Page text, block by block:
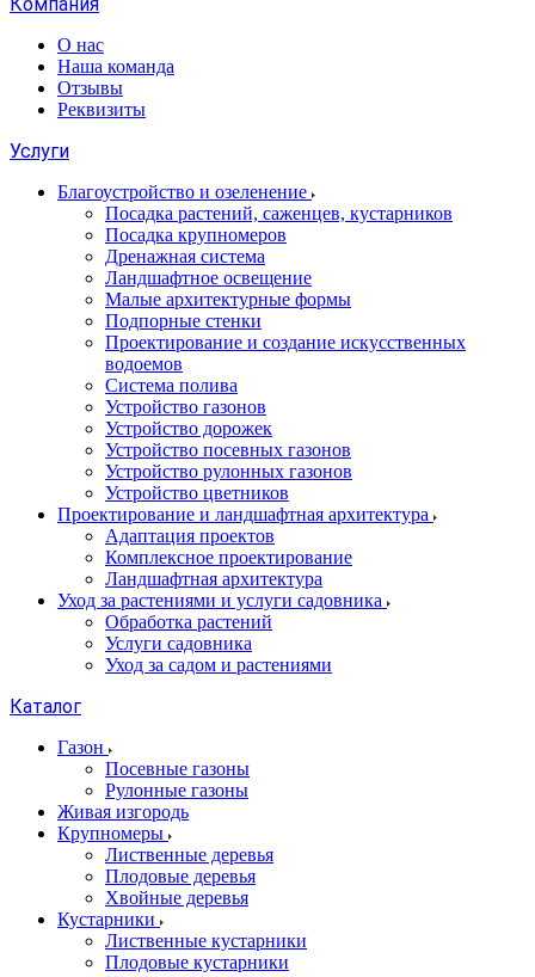
О нас
Наша команда
Отзывы
Реквизиты
Услуги
Благоустройство и озеленение
Посадка растений, саженцев, кустарников
Посадка крупномеров
Дренажная система
Ландшафтное освещение
Малые архитектурные формы
Подпорные стенки
Проектирование и создание искусственных
водоемов
Система полива
Устройство газонов
Устройство дорожек
Устройство посевных газонов
Устройство рулонных газонов
Устройство цветников
Проектирование и ландшафтная архитектура
Адаптация проектов
Комплексное проектирование
Ландшафтная архитектура
Уход за растениями и услуги садовника
Обработка растений
Услуги садовника
Уход за садом и растениями
Каталог
Газон
Посевные газоны
Рулонные газоны
Живая изгородь
Крупномеры
Лиственные деревья
Плодовые деревья
Хвойные деревья
Кустарники
Лиственные кустарники
Плодовые кустарники